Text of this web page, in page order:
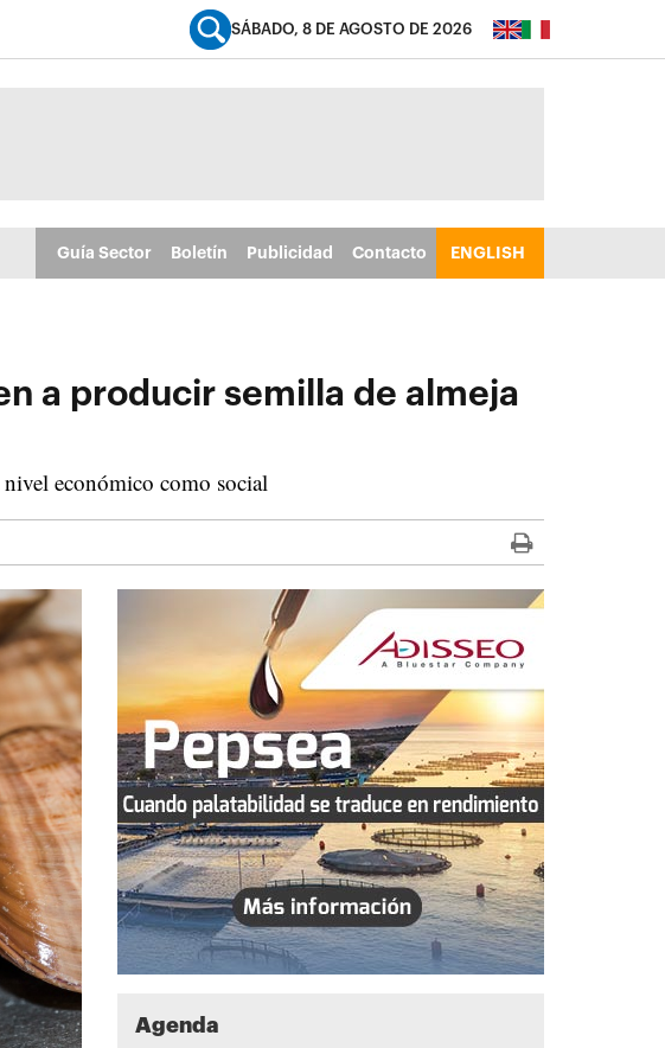
SÁBADO, 8 DE AGOSTO DE 2026
Guía Sector Boletín Publicidad Contacto ENGLISH
a producir semilla de almeja
económico como social
Agenda